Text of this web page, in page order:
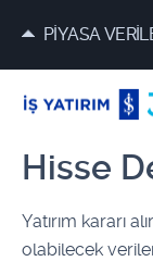
PİYASA
Hisse
Yatırım kararı
olabilecek